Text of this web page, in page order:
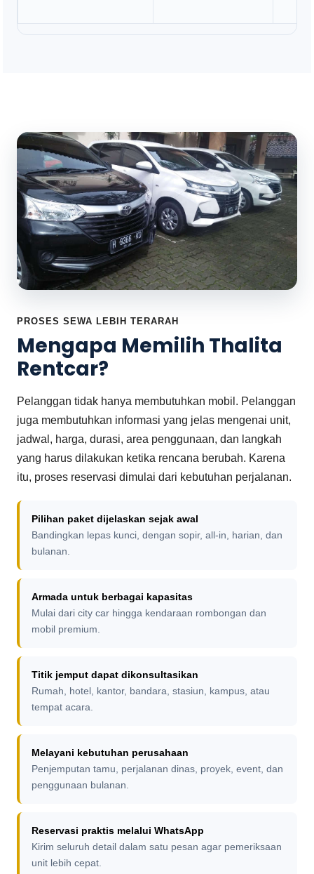
PROSES SEWA LEBIH TERARAH
Mengapa Memilih Thalita
Rentcar?
Pelanggan tidak hanya membutuhkan mobil. Pelanggan
juga membutuhkan informasi yang jelas mengenai unit,
jadwal, harga, durasi, area penggunaan, dan langkah
yang harus dilakukan ketika rencana berubah. Karena
itu, proses reservasi dimulai dari kebutuhan perjalanan.
Pilihan paket dijelaskan sejak awal
Bandingkan lepas kunci, dengan sopir, all-in, harian, dan
bulanan.
Armada untuk berbagai kapasitas
Mulai dari city car hingga kendaraan rombongan dan
mobil premium.
Titik jemput dapat dikonsultasikan
Rumah, hotel, kantor, bandara, stasiun, kampus, atau
tempat acara.
Melayani kebutuhan perusahaan
Penjemputan tamu, perjalanan dinas, proyek, event, dan
penggunaan bulanan.
Reservasi praktis melalui WhatsApp
Kirim seluruh detail dalam satu pesan agar pemeriksaan
unit lebih cepat.